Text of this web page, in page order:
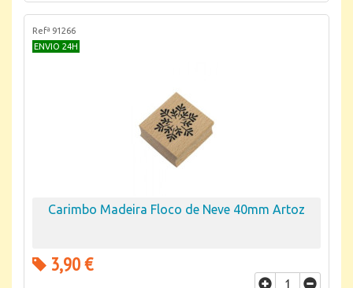
Refª 91266
ENVIO 24H
Carimbo Madeira Floco de Neve 40mm Artoz
3,90 €